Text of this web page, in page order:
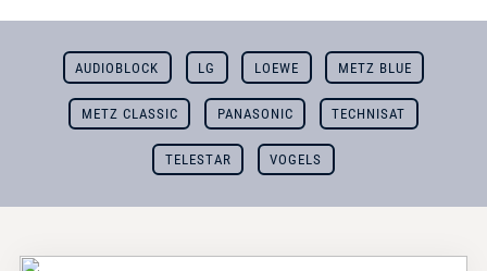
AUDIOBLOCK LG LOEWE METZ BLUE
METZ CLASSIC PANASONIC TECHNISAT
TELESTAR VOGELS